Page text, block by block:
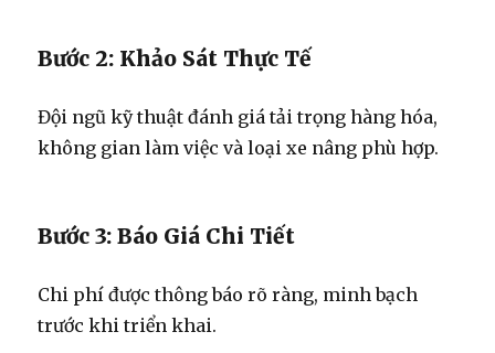
Bước 2: Khảo Sát Thực Tế
Đội ngũ kỹ thuật đánh giá tải trọng hàng hóa,
không gian làm việc và loại xe nâng phù hợp.
Bước 3: Báo Giá Chi Tiết
Chi phí được thông báo rõ ràng, minh bạch
trước khi triển khai.